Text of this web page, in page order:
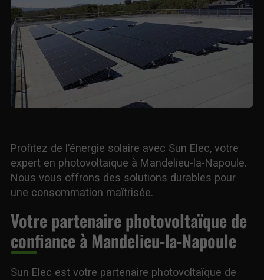
Profitez de l'énergie solaire avec Sun Elec, votre
expert en photovoltaïque à Mandelieu-la-Napoule.
Nous vous offrons des solutions durables pour
une consommation maîtrisée.
Votre partenaire photovoltaïque de
confiance à Mandelieu-la-Napoule
Sun Elec est votre partenaire photovoltaïque de